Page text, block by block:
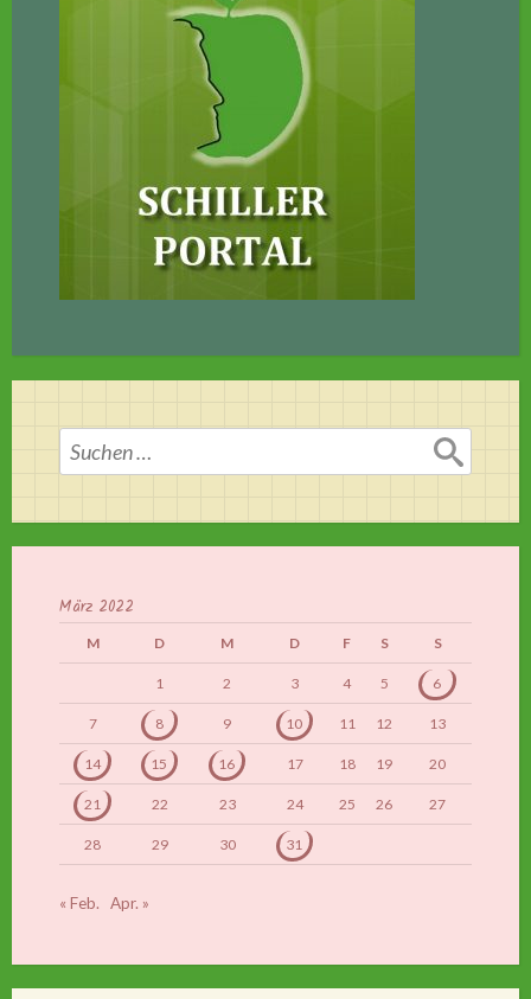
Suchen
nach:
März 2022
M D M D F S S
1 2 3 4 5 6
7 8 9 10 11 12 13
14 15 16 17 18 19 20
21 22 23 24 25 26 27
28 29 30 31
« Feb. Apr. »